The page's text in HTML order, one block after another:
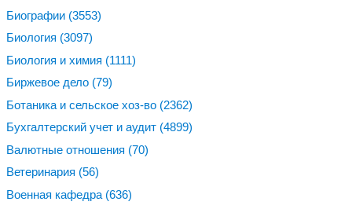
Биографии (3553)
Биология (3097)
Биология и химия (1111)
Биржевое дело (79)
Ботаника и сельское хоз-во (2362)
Бухгалтерский учет и аудит (4899)
Валютные отношения (70)
Ветеринария (56)
Военная кафедра (636)